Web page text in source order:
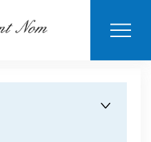
ESTIMER MON